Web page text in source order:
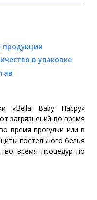
продукции
в упаковке
«Bella Baby Happy»
загрязнений во время
время прогулки или в
постельного белья
во время процедур по